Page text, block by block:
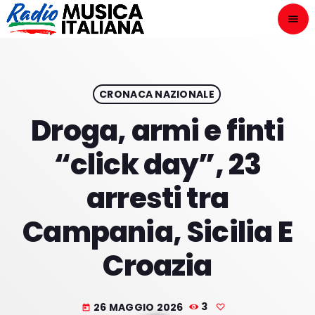
menu
play_arrow ONAIR
HOME
NOVITÀ DISCOGRAFICHE
CRONACA NAZIONALE
Droga, armi e finti
“click day”, 23
arresti tra
Campania, Sicilia E
Croazia
today 26 MAGGIO 2026 3